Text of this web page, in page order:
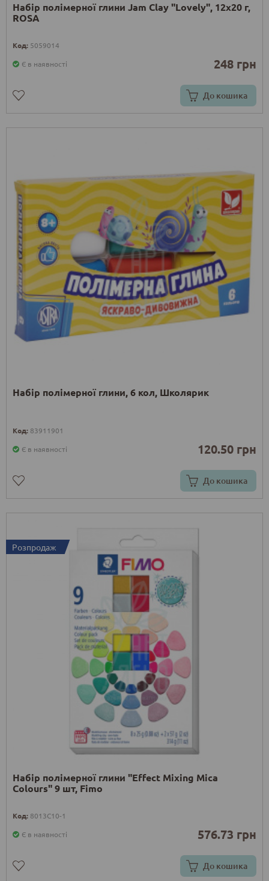
Набір полімерної глини Jam Clay "Lovely", 12х20 г,
ROSA
Код: 5059014
Є в наявності
248 грн
До кошика
Набір полімерної глини, 6 кол, Школярик
Код: 83911901
Є в наявності
120.50 грн
До кошика
Розпродаж
Набір полімерної глини "Effect Mixing Mica
Colours" 9 шт, Fimo
Код: 8013C10-1
Є в наявності
576.73 грн
До кошика